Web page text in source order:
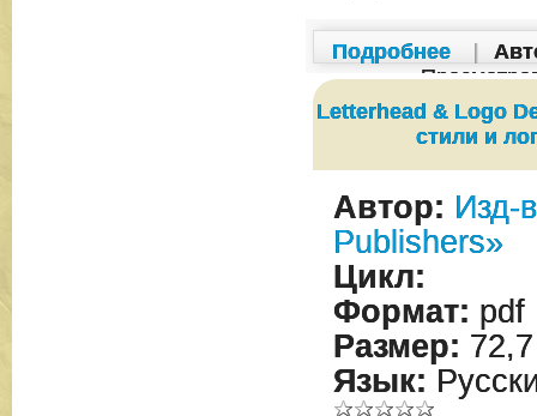
Подробнее
Letterhead & Logo
стили и
Автор: Изд-
Publishers»
Цикл:
Формат: pdf
Размер:
Язык: